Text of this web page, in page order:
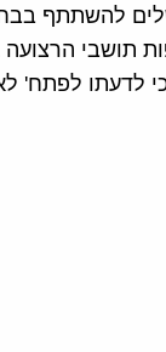
להשתתף
תושבי הרצועה
לדעתו לפתח'